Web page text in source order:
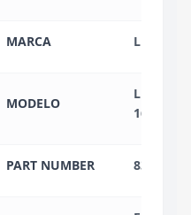
MARCA LENOVO
MODELO
LEGION
16ADR10
PART NUMBER